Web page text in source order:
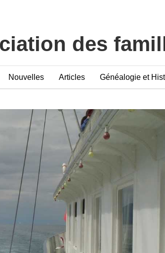
des
Nouvelles Articles Généalogie et